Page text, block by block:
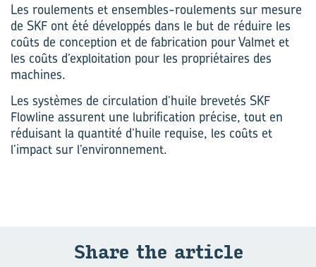
Les roulements et ensembles-roulements sur mesure
de SKF ont été développés dans le but de réduire les
coûts de conception et de fabrication pour Valmet et
les coûts d’exploitation pour les propriétaires des
machines.
Les systèmes de circulation d’huile brevetés SKF
Flowline assurent une lubrification précise, tout en
réduisant la quantité d’huile requise, les coûts et
l’impact sur l’environnement.
Share the ar­ticle